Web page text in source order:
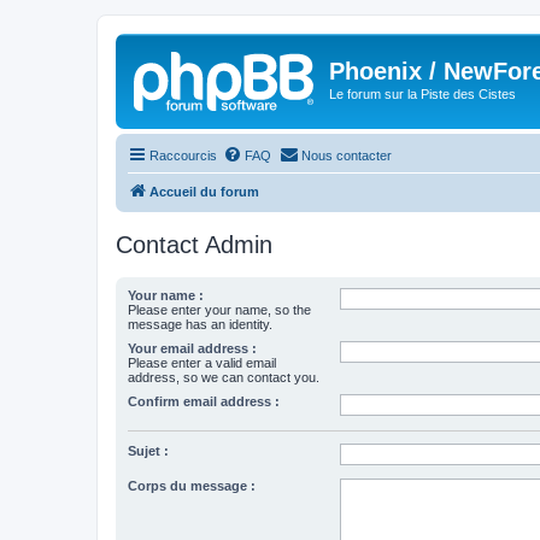
Phoenix /
Le forum sur la Piste des Cistes
Raccourcis FAQ Nous contacter
Accueil du forum
Contact Admin
Your name :
Please enter your name, so the
message has an identity.
Your email address :
Please enter a valid email
address, so we can contact you.
Confirm email address :
Sujet :
Corps du message :